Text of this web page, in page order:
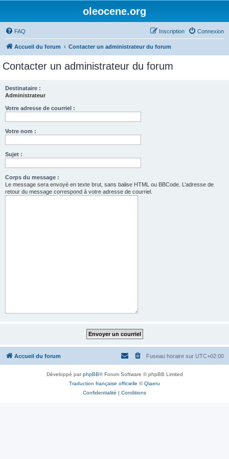
oleocene.org
FAQ Connexion
Inscription
Accueil du forum Contacter un administrateur du forum
Contacter un administrateur du forum
Destinataire :
Administrateur
Votre adresse de courriel :
Votre nom :
Sujet :
Corps du message :
Le message sera envoyé en texte brut, sans balise HTML ou BBCode. L’adresse de
retour du message correspond à votre adresse de courriel.
Accueil du forum Fuseau horaire sur UTC+02:00
Développé parphpBB® Forum Software © phpBB Limited
Traduction française officielle ©Qiaeru
Confidentialité | Conditions